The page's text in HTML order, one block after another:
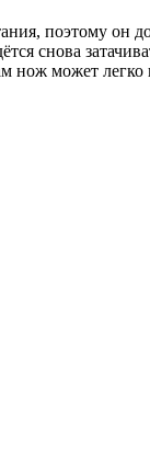
поэтому он
снова
нож может